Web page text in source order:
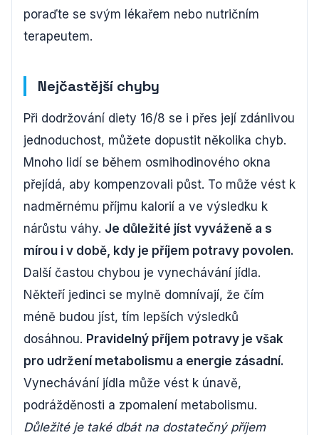
poraďte se svým lékařem nebo nutričním
terapeutem.
Nejčastější chyby
Při dodržování diety 16/8 se i přes její zdánlivou
jednoduchost, můžete dopustit několika chyb.
Mnoho lidí se během osmihodinového okna
přejídá, aby kompenzovali půst. To může vést k
nadměrnému příjmu kalorií a ve výsledku k
nárůstu váhy. Je důležité jíst vyváženě a s
mírou i v době, kdy je příjem potravy povolen.
Další častou chybou je vynechávání jídla.
Někteří jedinci se mylně domnívají, že čím
méně budou jíst, tím lepších výsledků
dosáhnou. Pravidelný příjem potravy je však
pro udržení metabolismu a energie zásadní.
Vynechávání jídla může vést k únavě,
podrážděnosti a zpomalení metabolismu.
Důležité je také dbát na dostatečný příjem